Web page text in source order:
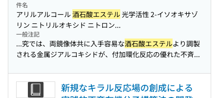
件名
アリルアルコール酒石酸エステル光学活性 2-イソオキサゾ
リン ニトリルオキシド ニトロン...
一般注記
...究では、両鏡像体共に入手容易な酒石酸エステルより調製
される金属ジアルコキシドが、付加環化反応の優れた不斉...
新規なキラル反応場の創成による